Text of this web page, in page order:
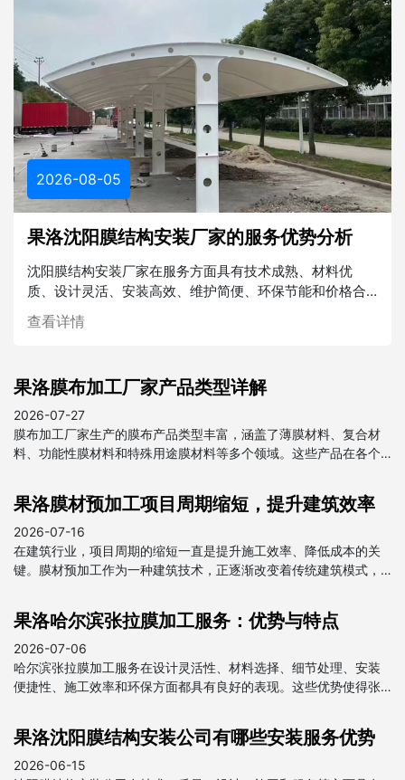
2026-08-05
果洛沈阳膜结构安装厂家的服务优势分析
沈阳膜结构安装厂家在服务方面具有技术成熟、材料优
质、设计灵活、安装高效、维护简便、环保节能和价格合
理等多重优势。在未来的建筑行业中，膜结构将发挥越来
越重要的作用
查看详情
果洛膜布加工厂家产品类型详解
2026-07-27
膜布加工厂家生产的膜布产品类型丰富，涵盖了薄膜材料、复合材
料、功能性膜材料和特殊用途膜材料等多个领域。这些产品在各个
果洛膜材预加工项目周期缩短，提升建筑效率
2026-07-16
在建筑行业，项目周期的缩短一直是提升施工效率、降低成本的关
键。膜材预加工作为一种建筑技术，正逐渐改变着传统建筑模式，
果洛哈尔滨张拉膜加工服务：优势与特点
2026-07-06
哈尔滨张拉膜加工服务在设计灵活性、材料选择、细节处理、安装
便捷性、施工效率和环保方面都具有良好的表现。这些优势使得张
一部分。
果洛沈阳膜结构安装公司有哪些安装服务优势
2026-06-15